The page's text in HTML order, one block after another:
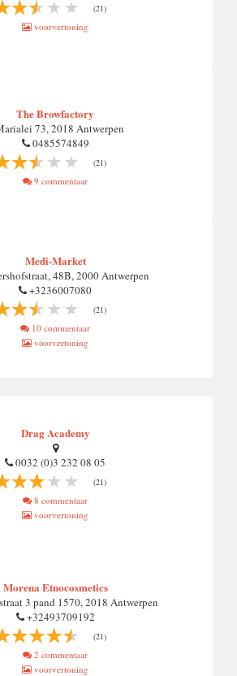
(21)
voorvertoning
The Browfactory
73, 2018 Antwerpen
0485574849
(21)
9 commentaar
Medi-Market
48B, 2000 Antwerpen
+3236007080
(21)
10 commentaar
voorvertoning
Drag Academy
0032 (0)3 232 08 05
(21)
8 commentaar
voorvertoning
Morena Etnocosmetics
3 pand 1570, 2018 Antwerpen
+32493709192
(21)
2 commentaar
voorvertoning